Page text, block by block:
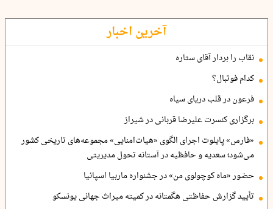
آخرین اخبار
نقاب را بردار آقای ستاره
کدام فوتبال؟
فرعون در قلب دریای سیاه
برگزاری کنسرت علیرضا قربانی در شیراز
«فارس» پایلوت اجرای الگوی «هیات‌امنایی» مجموعه‌های تاریخی کشور
می‌شود؛ سعدیه و حافظیه در آستانه تحول مدیریتی
حضور «ماه کوچولوی من» در جشنواره ماربیا اسپانیا
تأیید گزارش حفاظتی هگمتانه در کمیته میراث جهانی یونسکو